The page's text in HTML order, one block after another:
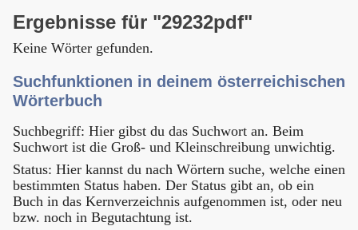
Ergebnisse für "29232pdf"
Keine Wörter gefunden.
Suchfunktionen in deinem österreichischen
Wörterbuch
Suchbegriff: Hier gibst du das Suchwort an. Beim
Suchwort ist die Groß- und Kleinschreibung unwichtig.
Status: Hier kannst du nach Wörtern suche, welche einen
bestimmten Status haben. Der Status gibt an, ob ein
Buch in das Kernverzeichnis aufgenommen ist, oder neu
bzw. noch in Begutachtung ist.